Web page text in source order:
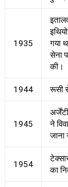
1935
गया
सेना
की।
1944 रूसी
1945
ने
जाना
1954
का